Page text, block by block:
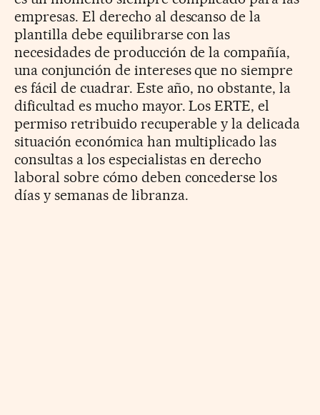
empresas. El derecho al descanso de la
plantilla debe equilibrarse con las
necesidades de producción de la compañía,
una conjunción de intereses que no siempre
es fácil de cuadrar. Este año, no obstante, la
dificultad es mucho mayor. Los ERTE, el
permiso retribuido recuperable y la delicada
situación económica han multiplicado las
consultas a los especialistas en derecho
laboral sobre cómo deben concederse los
días y semanas de libranza.